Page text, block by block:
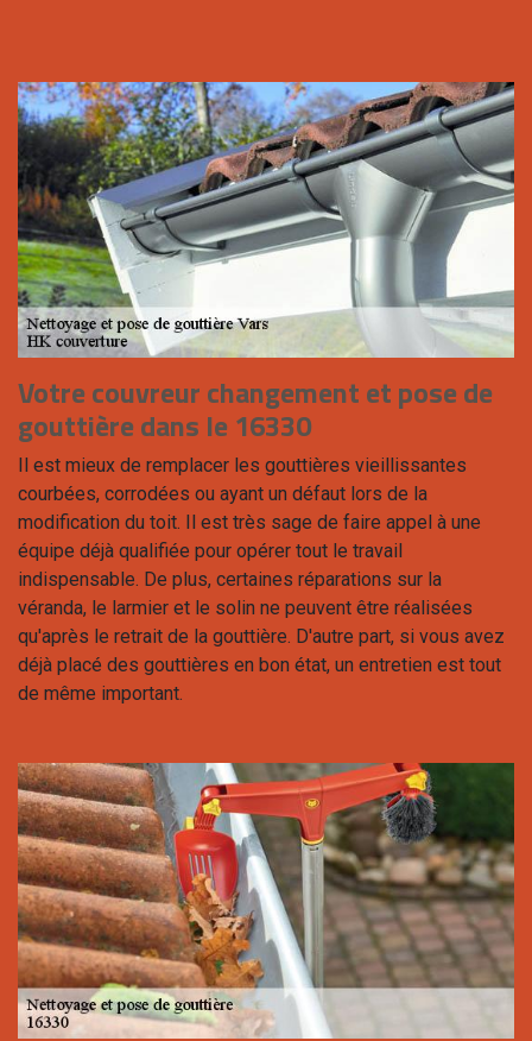
Votre couvreur changement et pose de
gouttière dans le 16330
Il est mieux de remplacer les gouttières vieillissantes
courbées, corrodées ou ayant un défaut lors de la
modification du toit. Il est très sage de faire appel à une
équipe déjà qualifiée pour opérer tout le travail
indispensable. De plus, certaines réparations sur la
véranda, le larmier et le solin ne peuvent être réalisées
qu'après le retrait de la gouttière. D'autre part, si vous avez
déjà placé des gouttières en bon état, un entretien est tout
de même important.